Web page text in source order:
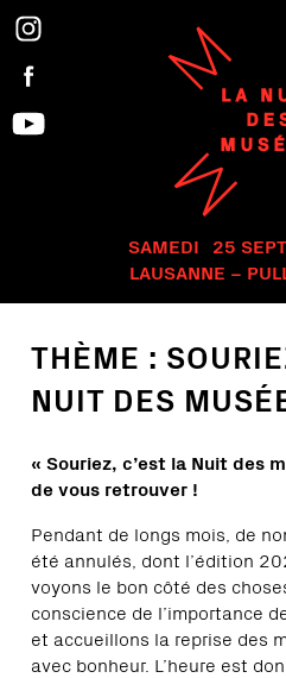
SAMEDI 25
LAUSANNE –
THÈME :
NUIT DES
« Souriez, c’est la Nuit des
de vous retrouver !
Pendant de longs mois, de
été annulés, dont l’édition
voyons le bon côté des
conscience de l’importance
et accueillons la reprise des
avec bonheur. L’heure est